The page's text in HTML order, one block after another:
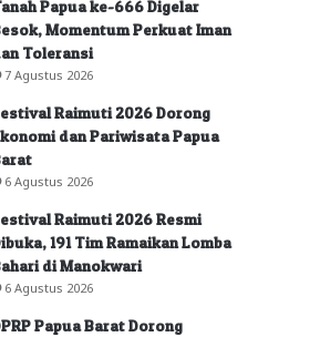
Papua ke-666 Digelar
Momentum Perkuat Iman
Toleransi
7 Agustus 2026
Raimuti 2026 Dorong
dan Pariwisata Papua
6 Agustus 2026
Raimuti 2026 Resmi
191 Tim Ramaikan Lomba
di Manokwari
6 Agustus 2026
Papua Barat Dorong